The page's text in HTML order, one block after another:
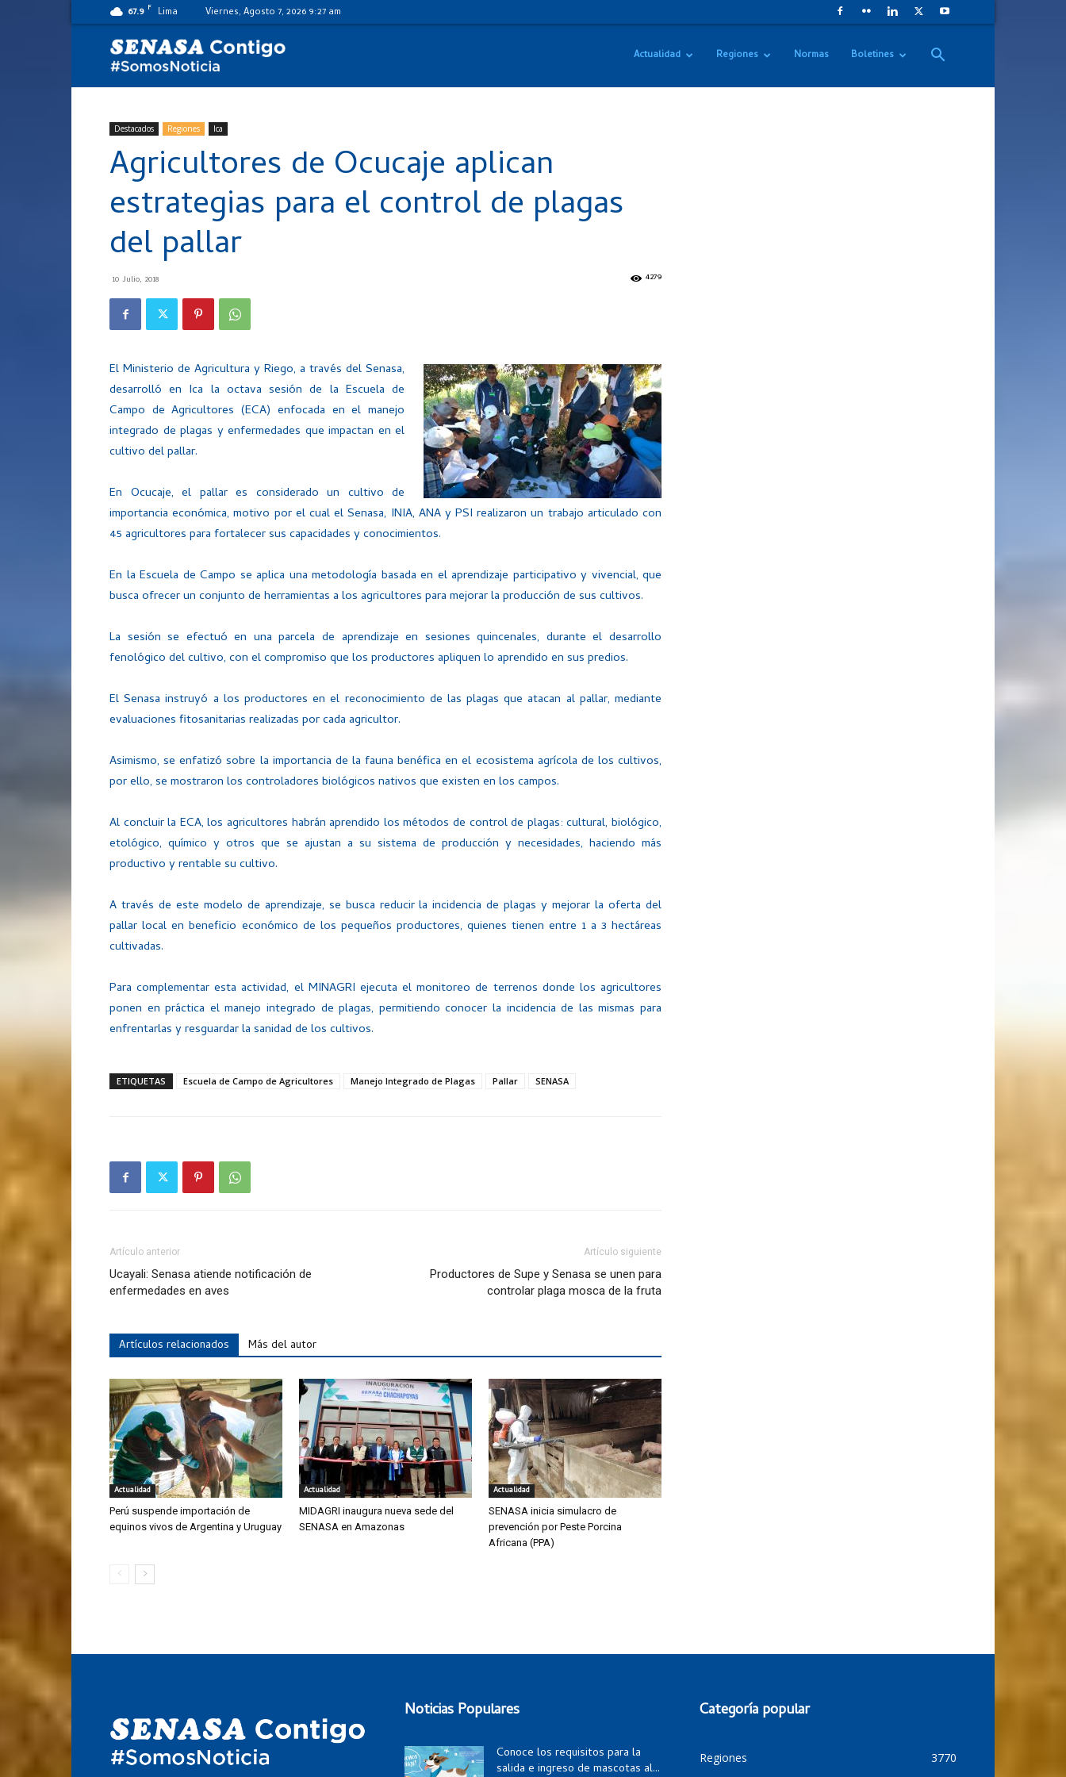
67.9 F Lima Viernes, Agosto 7, 2026 9:27 am
Actualidad Regiones Normas Boletines
Destacados Regiones Ica
Agricultores de Ocucaje aplican
estrategias para el control de plagas
del pallar
10 Julio, 2018 4279
El Ministerio de Agricultura y Riego, a través del Senasa,
desarrolló en Ica la octava sesión de la Escuela de
Campo de Agricultores (ECA) enfocada en el manejo
integrado de plagas y enfermedades que impactan en el
cultivo del pallar.
En Ocucaje, el pallar es considerado un cultivo de
importancia económica, motivo por el cual el Senasa, INIA, ANA y PSI realizaron un trabajo articulado con
45 agricultores para fortalecer sus capacidades y conocimientos.
En la Escuela de Campo se aplica una metodología basada en el aprendizaje participativo y vivencial, que
busca ofrecer un conjunto de herramientas a los agricultores para mejorar la producción de sus cultivos.
La sesión se efectuó en una parcela de aprendizaje en sesiones quincenales, durante el desarrollo
fenológico del cultivo, con el compromiso que los productores apliquen lo aprendido en sus predios.
El Senasa instruyó a los productores en el reconocimiento de las plagas que atacan al pallar, mediante
evaluaciones fitosanitarias realizadas por cada agricultor.
Asimismo, se enfatizó sobre la importancia de la fauna benéfica en el ecosistema agrícola de los cultivos,
por ello, se mostraron los controladores biológicos nativos que existen en los campos.
Al concluir la ECA, los agricultores habrán aprendido los métodos de control de plagas: cultural, biológico,
etológico, químico y otros que se ajustan a su sistema de producción y necesidades, haciendo más
productivo y rentable su cultivo.
A través de este modelo de aprendizaje, se busca reducir la incidencia de plagas y mejorar la oferta del
pallar local en beneficio económico de los pequeños productores, quienes tienen entre 1 a 3 hectáreas
cultivadas.
Para complementar esta actividad, el MINAGRI ejecuta el monitoreo de terrenos donde los agricultores
ponen en práctica el manejo integrado de plagas, permitiendo conocer la incidencia de las mismas para
enfrentarlas y resguardar la sanidad de los cultivos.
ETIQUETAS Escuela de Campo de Agricultores Manejo Integrado de Plagas Pallar SENASA
Artículo anterior
Ucayali: Senasa atiende notificación de
enfermedades en aves
Artículo siguiente
Productores de Supe y Senasa se unen para
controlar plaga mosca de la fruta
Artículos relacionados Más del autor
Actualidad
Perú suspende importación de
equinos vivos de Argentina y Uruguay
Actualidad
MIDAGRI inaugura nueva sede del
SENASA en Amazonas
Actualidad
SENASA inicia simulacro de
prevención por Peste Porcina
Africana (PPA)
Noticias Populares
Conoce los requisitos para la
salida e ingreso de mascotas al...
Categoría popular
Regiones
3770